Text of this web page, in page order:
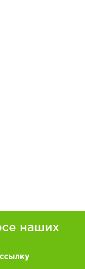
наших